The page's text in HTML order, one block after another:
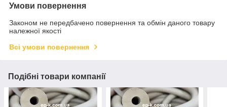
Умови повернення
Законом не передбачено повернення та обмін даного товару
належної якості
Всі умови повернення
Подібні товари компанії